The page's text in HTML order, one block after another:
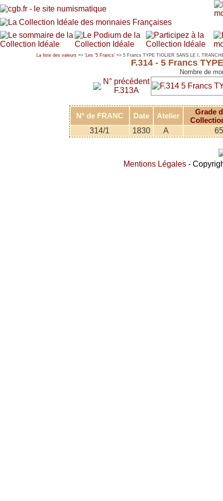
La liste des valeurs => 'Les '5 Francs' => 5 Francs TYPE TIOLIER SANS LE I,
F.314 - 5 Francs
Nombre de
N° précédent
F.313A
N° de FRANC Date Atelier
Grade
314/1
1830 A 65
Mentions Légales -